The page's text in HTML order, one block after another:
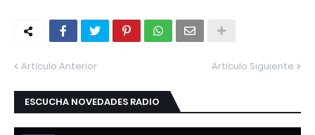
Artículo Anterior Artículo Siguiente
ESCUCHA NOVEDADES RADIO